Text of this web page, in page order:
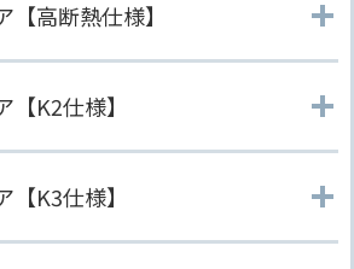
高断熱仕様】
K2仕様】
K3仕様】